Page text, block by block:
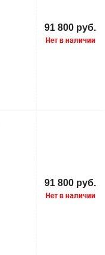
91 800 руб.
91 800 руб.